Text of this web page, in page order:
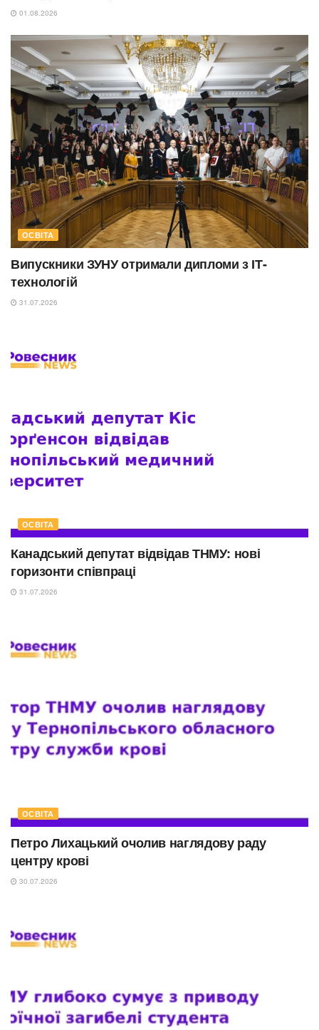
01.08.2026
ОСВІТА
Випускники ЗУНУ отримали дипломи з ІТ-
технологій
31.07.2026
ОСВІТА
Канадський депутат відвідав ТНМУ: нові
горизонти співпраці
31.07.2026
ОСВІТА
Петро Лихацький очолив наглядову раду
центру крові
30.07.2026